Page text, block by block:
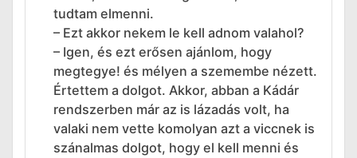
tudtam elmenni.
– Ezt akkor nekem le kell adnom valahol?
– Igen, és ezt erősen ajánlom, hogy
megtegye! és mélyen a szemembe nézett.
Értettem a dolgot. Akkor, abban a Kádár
rendszerben már az is lázadás volt, ha
valaki nem vette komolyan azt a viccnek is
szánalmas dolgot, hogy el kell menni és